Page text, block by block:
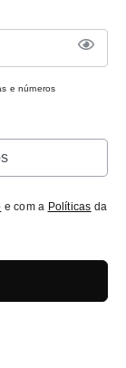
e números
e com a Políticas da